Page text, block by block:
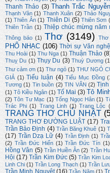
Thanh Thảo (3) Thanh Trắc
Thạnh Văn (1) Thanh Xuân (2) Thảo
(1) Thiên Ân (1) Thiên Di (5) Thiên Sơn
Thiên Trần (1) Thiệp chúc mừng năm
Thông báo (1) Thơ (3149) Thơ
PHỔ NHẠC (106) Thời sự Văn nghệ
Thu Hoài (1) Thu Nga (1) Thuận Thảo
Thuỵ Du (1) Thụy Du (3) Thuỳ Dương
Thư cảm ơn (1) Thư ngỏ (1) THƯ NGỎ
GIẢ (1) Tiểu luận (4) Tiểu Mục Đồng
Tương (1) Tin buồn (2) TIN VĂN (2)
(1) Tô Kiều Ngân (1) Tố Mai (3) Tô
(2) Tôn Tư Mạc (1) Tống Ngọc Hân (1)
Trác Phi (1) Trang Linh (1) Trang Lộc
TRANG THƠ CHỦ NHẬT
TRANG THƠ ĐƯỜNG LUẬT (17)
Trần Bảo Định (4) Trần Băng Khuê (1)
(17) Trần Dzạ Lữ (4) Trần Định (1)
(2) Trần Đức Hiển (1) Trần Đức Tín (1)
Hồng Vân (5) Trần Huiền Ân (2) Trần
Hội (17) Trần Kim Đức (5) Trần Kim
Linh Chi (1) Trần Long Thạch (1) Trần
Trần Minh Nguyệt (16) Trần Năm (1)